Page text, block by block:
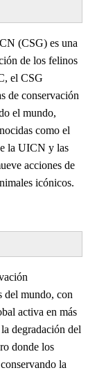
(CSG) es una
de los felinos
el CSG
de conservación
el mundo,
como el
la UICN y las
acciones de
icónicos.
del mundo, con
activa en más
degradación del
donde los
la